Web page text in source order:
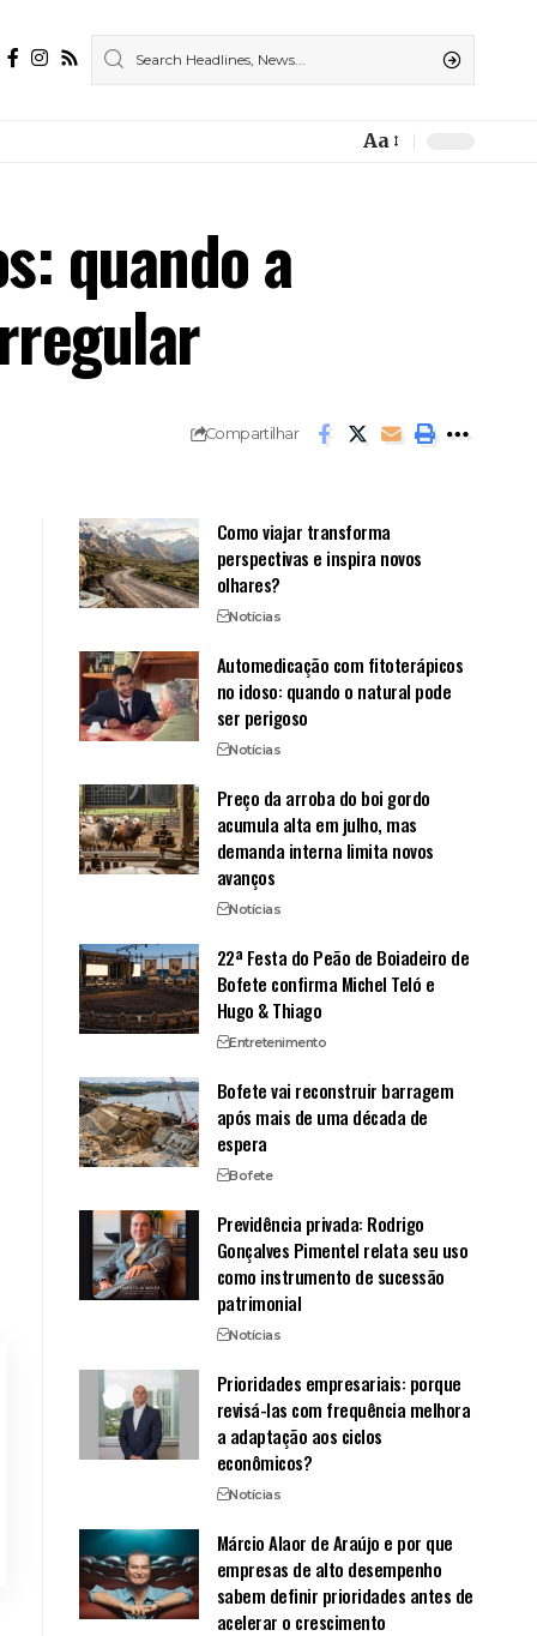
Font
Aa
quando a
Compartilhar
Como viajar transforma
perspectivas e inspira novos
olhares?
Notícias
Automedicação com fitoterápicos
no idoso: quando o natural pode
ser perigoso
Notícias
Preço da arroba do boi gordo
acumula alta em julho, mas
demanda interna limita novos
avanços
Notícias
22ª Festa do Peão de Boiadeiro de
Bofete confirma Michel Teló e
Hugo & Thiago
Entretenimento
Bofete vai reconstruir barragem
após mais de uma década de
espera
Bofete
Previdência privada: Rodrigo
Gonçalves Pimentel relata seu uso
como instrumento de sucessão
patrimonial
Notícias
Prioridades empresariais: porque
revisá-las com frequência melhora
a adaptação aos ciclos
econômicos?
Notícias
Márcio Alaor de Araújo e por que
empresas de alto desempenho
sabem definir prioridades antes de
acelerar o crescimento